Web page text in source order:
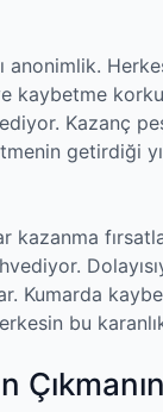
anonimlik.
kaybetme
Kazanç
getirdiği
kazanma
Kumarda
bu